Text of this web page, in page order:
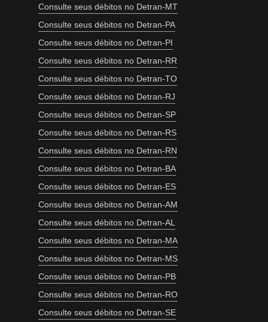
Consulte seus débitos no Detran-MT
Consulte seus débitos no Detran-PA
Consulte seus débitos no Detran-PI
Consulte seus débitos no Detran-RR
Consulte seus débitos no Detran-TO
Consulte seus débitos no Detran-RJ
Consulte seus débitos no Detran-SP
Consulte seus débitos no Detran-RS
Consulte seus débitos no Detran-RN
Consulte seus débitos no Detran-BA
Consulte seus débitos no Detran-ES
Consulte seus débitos no Detran-AM
Consulte seus débitos no Detran-AL
Consulte seus débitos no Detran-MA
Consulte seus débitos no Detran-MS
Consulte seus débitos no Detran-PB
Consulte seus débitos no Detran-RO
Consulte seus débitos no Detran-SE